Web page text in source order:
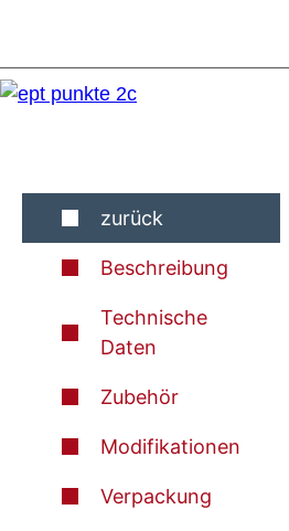
zurück
Beschreibung
Technische
Daten
Zubehör
Modifikationen
Verpackung